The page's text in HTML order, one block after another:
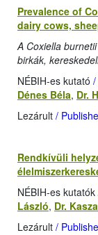
Prevalence of
dairy cows,
A Coxiella
birkák,
NÉBIH-es kutató /
Dénes Béla, Dr.
Lezárult /
Rendkívüli
NÉBIH-es kutatók
László, Dr.
Lezárult /